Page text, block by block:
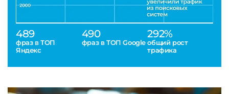
489
фраз в ТОП
Яндекс
490
фраз в ТОП Google
292%
общий рост
трафика